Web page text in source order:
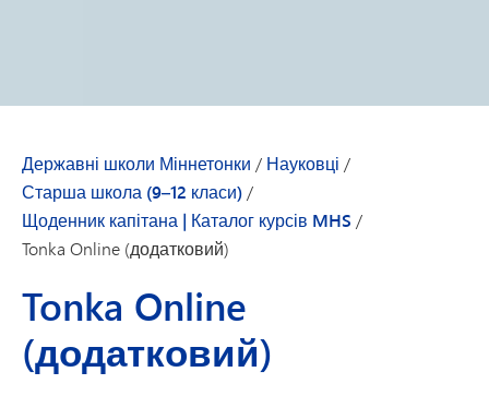
Державні школи Міннетонки / Науковці /
Старша школа (9–12 класи)/
Щоденник капітана | Каталог курсів MHS /
Tonka Online (додатковий)
Tonka Online
(додатковий)